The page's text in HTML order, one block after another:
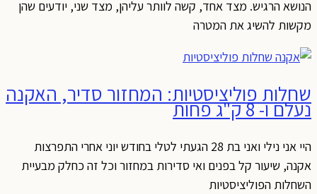
הרגיש. מצד אחד, קשה לוותר עליהן, מצד שני, יודעים שהן
להשיג את המטרה
פוליציסטיות: המחזור סדיר, האקנה
ו- 8 ק"ג פחות
היי אני נילי ואני בת 28 הגעתי לטלי בחודש יוני אחרי התפרצות
שיעור קל בפנים ואי סדירות במחזור וכל זה כחלק מבעיית
הפוליציסטיות